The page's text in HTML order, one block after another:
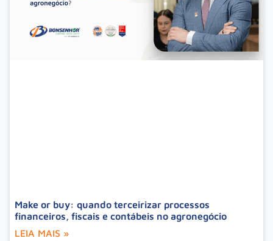
Make or buy: quando terceirizar processos
financeiros, fiscais e contábeis no agronegócio
LEIA MAIS »